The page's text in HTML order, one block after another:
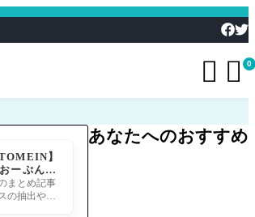
  0
】
ーぷん2
・したら
ちゃん・
まとめ記事
の抽出や整
あなたへのおすすめ